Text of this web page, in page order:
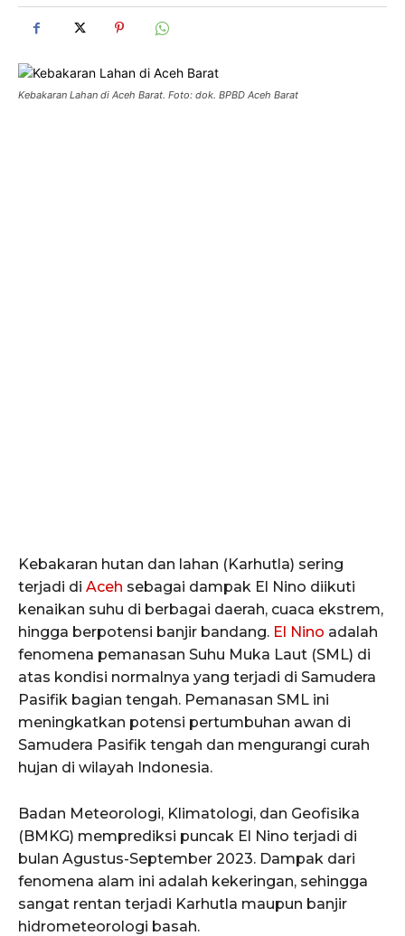
Kebakaran Lahan di Aceh Barat. Foto: dok. BPBD Aceh Barat
Kebakaran hutan dan lahan (Karhutla) sering
terjadi di Aceh sebagai dampak El Nino diikuti
kenaikan suhu di berbagai daerah, cuaca ekstrem,
hingga berpotensi banjir bandang. El Nino adalah
fenomena pemanasan Suhu Muka Laut (SML) di
atas kondisi normalnya yang terjadi di Samudera
Pasifik bagian tengah. Pemanasan SML ini
meningkatkan potensi pertumbuhan awan di
Samudera Pasifik tengah dan mengurangi curah
hujan di wilayah Indonesia.
Badan Meteorologi, Klimatologi, dan Geofisika
(BMKG) memprediksi puncak El Nino terjadi di
bulan Agustus-September 2023. Dampak dari
fenomena alam ini adalah kekeringan, sehingga
sangat rentan terjadi Karhutla maupun banjir
hidrometeorologi basah.